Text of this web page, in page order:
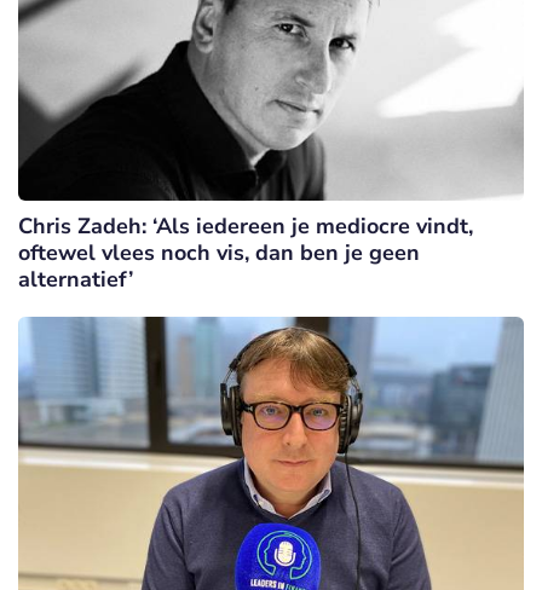
Chris Zadeh: ‘Als iedereen je mediocre vindt,
oftewel vlees noch vis, dan ben je geen
alternatief’